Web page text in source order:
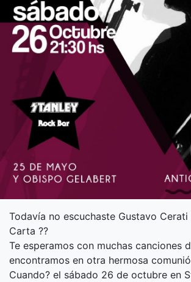
Todavía no escuchaste Gustavo
Carta ??
Te esperamos con muchas canciones
encontramos en otra hermosa
Cuando? el sábado 26 de octubre en